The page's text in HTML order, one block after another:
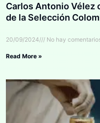
Carlos Antonio Vélez
de la Selección
20/09/2024 No hay
Read More »